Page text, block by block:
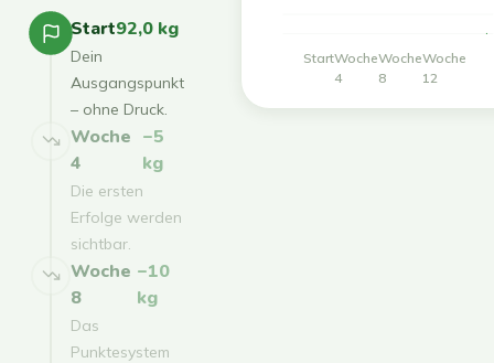
Start92,0 kg
Dein
Ausgangspunkt
– ohne Druck.
Woche
4
−5
kg
Die ersten
Erfolge werden
sichtbar.
Woche
8
−10
kg
Das
Punktesystem
StartWoche
4
Woche
8
Woche
12